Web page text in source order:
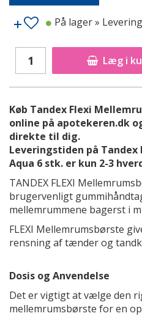
Læg i
På lager»
Køb Tandex Flexi
online på apotekeren.dk
direkte til dig.
Leveringstiden på
Aqua 6 stk. er kun 2-3
TANDEX FLEXI
brugervenligt
mellemrummene bagerst i
FLEXI Mellemrumsbørste
rensning af tænder og
Dosis og Anvendelse
Det er vigtigt at vælge den
mellemrumsbørste for en